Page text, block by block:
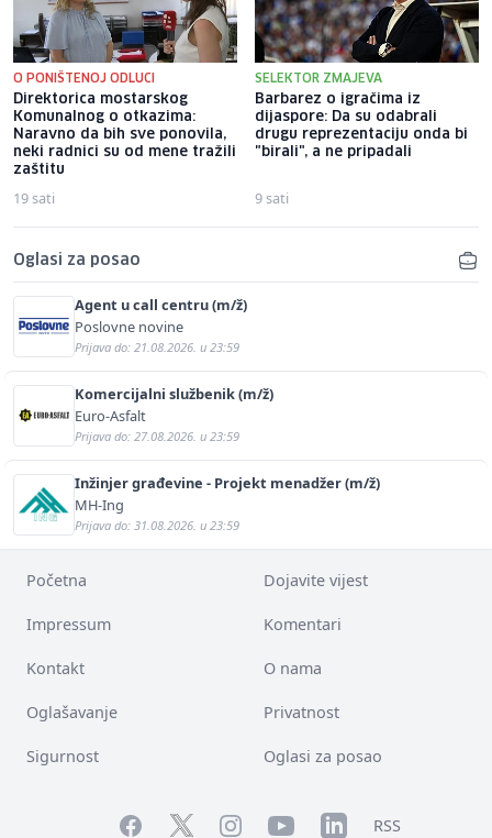
O PONIŠTENOJ ODLUCI
Direktorica mostarskog
Komunalnog o otkazima:
Naravno da bih sve ponovila,
neki radnici su od mene tražili
zaštitu
19 sati
SELEKTOR ZMAJEVA
Barbarez o igračima iz
dijaspore: Da su odabrali
drugu reprezentaciju onda bi
"birali", a ne pripadali
9 sati
Oglasi za posao
Agent u call centru (m/ž)
Poslovne novine
Prijava do: 21.08.2026. u 23:59
Komercijalni službenik (m/ž)
Euro-Asfalt
Prijava do: 27.08.2026. u 23:59
Inžinjer građevine - Projekt menadžer (m/ž)
MH-Ing
Prijava do: 31.08.2026. u 23:59
Početna Dojavite vijest
Impressum Komentari
Kontakt O nama
Oglašavanje Privatnost
Sigurnost Oglasi za posao
FacebookTwitterInstagramYouTubeLinkedInRSS